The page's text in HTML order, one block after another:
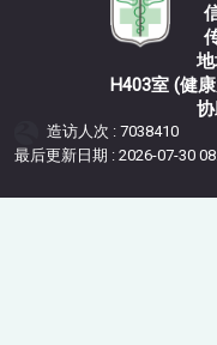
信
地址
H403室 (健
协助网
造访人次 : 7038410
最后更新日期 :2026-07-30